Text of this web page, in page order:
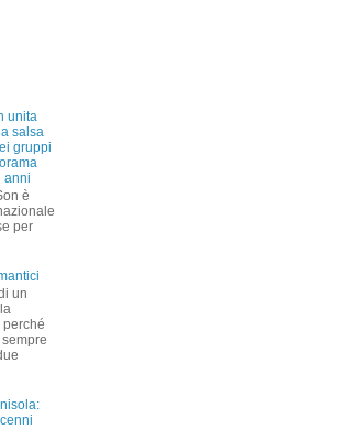
unita
salsa
gruppi
anni
è
per
un